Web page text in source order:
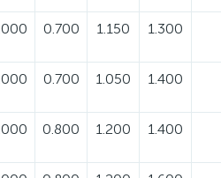
0.700 1.150 1.300
0.700 1.050 1.400
0.800 1.200 1.400